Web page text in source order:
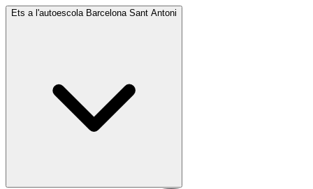
Ets a l'autoescola Barcelona Sant Antoni